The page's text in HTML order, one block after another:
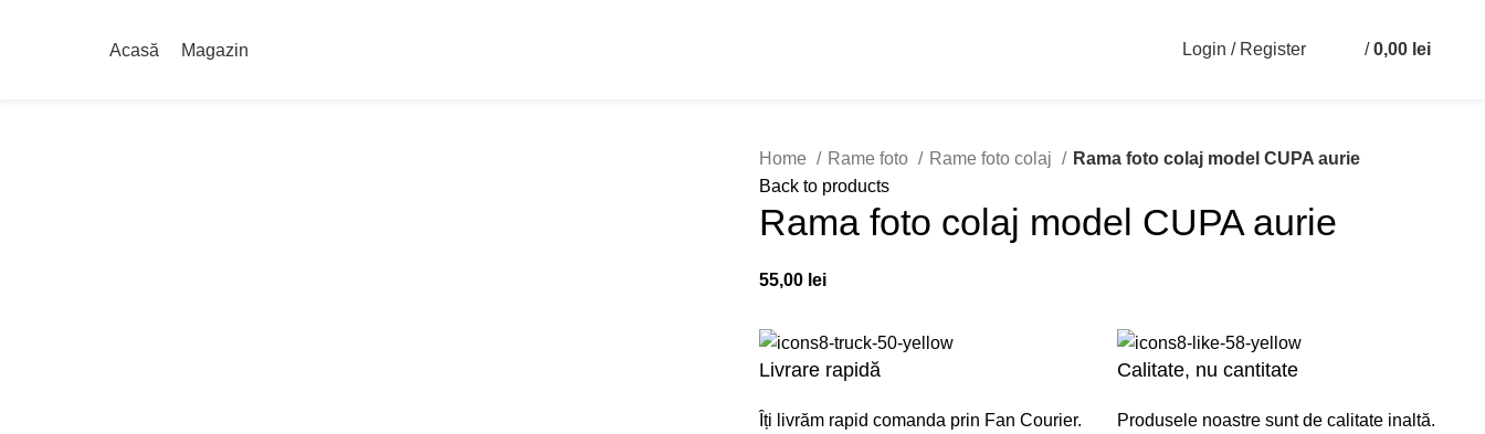
Acasă Magazin Login / Register / 0,00 lei
Home Rame foto Rame foto colaj
Rama foto colaj model CUPA aurie
Back to products
Rama foto colaj model CUPA aurie
55,00 lei
Livrare rapidă
Îți livrăm rapid comanda prin Fan Courier.
Calitate, nu cantitate
Produsele noastre sunt de calitate inaltă.